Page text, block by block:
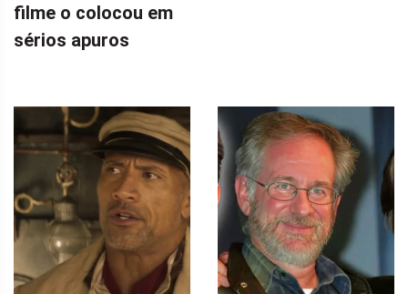
filme o colocou em
sérios apuros